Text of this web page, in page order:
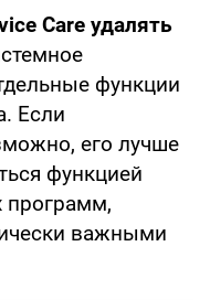
Care удалять
функции
Если
его лучше
функцией
программ,
важными